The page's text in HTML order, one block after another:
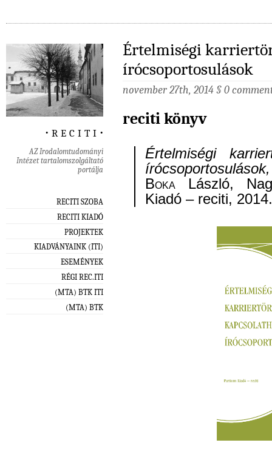
‧ r e c i t i ‧
AZ Irodalomtudományi
Intézet tartalomszolgáltató
portálja
RECITI SZOBA
RECITI KIADÓ
PROJEKTEK
KIADVÁNYAINK (ITI)
ESEMÉNYEK
RÉGI REC.ITI
(MTA) BTK ITI
(MTA) BTK
Értelmiségi
írócsoportosulások
november 27th, 2014 § 0
reciti könyv
Értelmiségi
írócsoportosulások,
Boka László,
Kiadó – reciti, 2014.